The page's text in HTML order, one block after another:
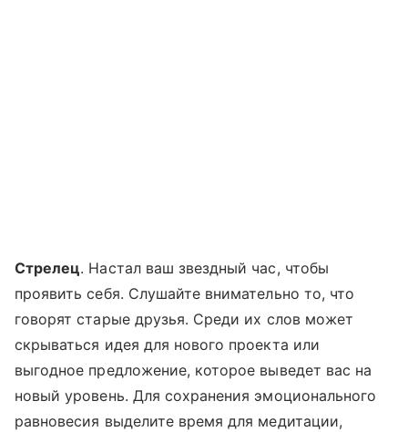
Стрелец. Настал ваш звездный час, чтобы
проявить себя. Слушайте внимательно то, что
говорят старые друзья. Среди их слов может
скрываться идея для нового проекта или
выгодное предложение, которое выведет вас на
новый уровень. Для сохранения эмоционального
равновесия выделите время для медитации,